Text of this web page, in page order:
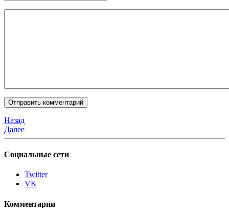
Назад
Далее
Социальные сети
Twitter
VK
Комментарии